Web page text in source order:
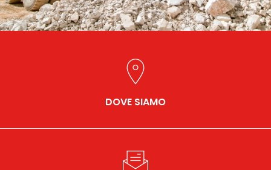
DOVE SIAMO